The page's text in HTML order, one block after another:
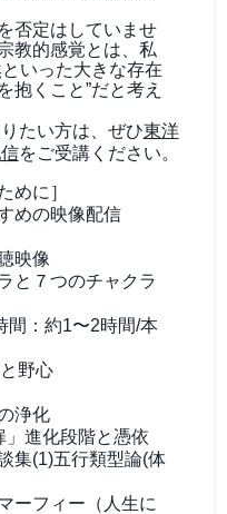
否定はしていませ
教的感覚とは、私
いった大きな存在
抱くこと”だと考え
たい方は、ぜひ東洋
をご受講ください。
めに］
めの映像配信
映像
と７つのチャクラ
間：約1〜2時間/本
野心
浄化
」進化段階と憑依
集(1)五行類型論(体
ーフィー（人生に